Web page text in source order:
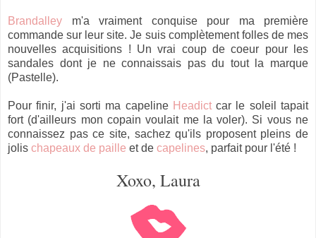
Brandalley m'a vraiment conquise pour ma première
commande sur leur site. Je suis complètement folles de mes
nouvelles acquisitions ! Un vrai coup de coeur pour les
sandales dont je ne connaissais pas du tout la marque
(Pastelle).
Pour finir, j'ai sorti ma capeline Headict car le soleil tapait
fort (d'ailleurs mon copain voulait me la voler). Si vous ne
connaissez pas ce site, sachez qu'ils proposent pleins de
jolis chapeaux de paille et de capelines, parfait pour l'été !
Xoxo, Laura